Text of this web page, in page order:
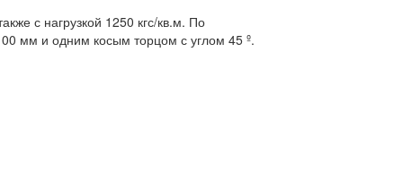
с нагрузкой 1250 кгс/кв.м. По
мм и одним косым торцом с углом 45 º.